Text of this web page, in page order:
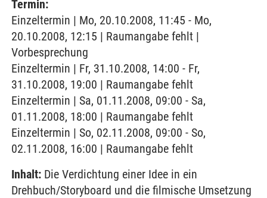
Termin:
Einzeltermin | Mo, 20.10.2008, 11:45 - Mo,
20.10.2008, 12:15 | Raumangabe fehlt |
Vorbesprechung
Einzeltermin | Fr, 31.10.2008, 14:00 - Fr,
31.10.2008, 19:00 | Raumangabe fehlt
Einzeltermin | Sa, 01.11.2008, 09:00 - Sa,
01.11.2008, 18:00 | Raumangabe fehlt
Einzeltermin | So, 02.11.2008, 09:00 - So,
02.11.2008, 16:00 | Raumangabe fehlt
Inhalt: Die Verdichtung einer Idee in ein
Drehbuch/Storyboard und die filmische Umsetzung